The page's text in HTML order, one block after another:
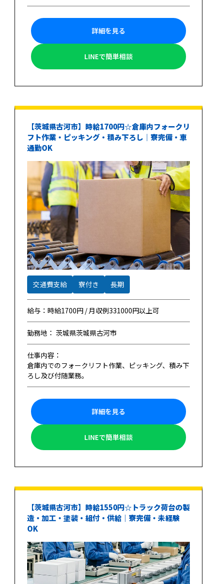
詳細を見る
LINEで簡単相談
【茨城県古河市】時給1700円☆倉庫内フォークリ
フト作業・ピッキング・積み下ろし｜寮完備・車
通勤OK
交通費支給 寮付き 長期
給与：時給1700円 / 月収例331000円以上可
勤務地： 茨城県茨城県古河市
仕事内容：
倉庫内でのフォークリフト作業、ピッキング、積み下
ろし及び付随業務。
詳細を見る
LINEで簡単相談
【茨城県古河市】時給1550円☆トラック荷台の製
造・加工・塗装・組付・供給｜寮完備・未経験
OK